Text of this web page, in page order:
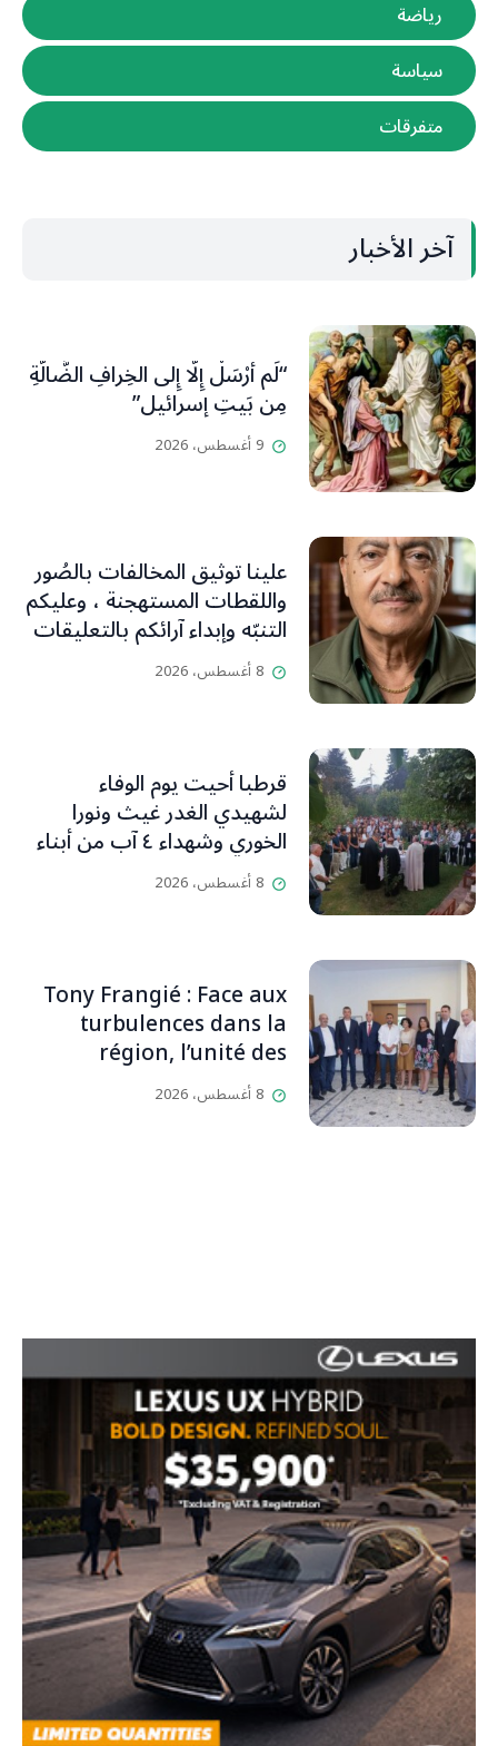
رياضة
سياسة
متفرقات
آخر الأخبار
“لَم أُرْسَلْ إِلَّا إِلى الخِرافِ الضَّالَّةِ
مِن بَيتِ إسرائيل”
9 أغسطس، 2026
علينا توثيق المخالفات بالصُور
واللقطات المستهجنة ، وعليكم
التنبّه وإبداء آرائكم بالتعليقات
(جورج صبّاغ)
8 أغسطس، 2026
قرطبا أحيت يوم الوفاء
لشهيدي الغدر غيث ونورا
الخوري وشهداء ٤ آب من أبناء
البلدة.. كارين الخوري افرام: لقد
كان بيتنا، بوجود والدي، ينبض
إقفاله لكنه لم يستطع لأنه
بيت رسالة وتاريخ وإيمان وقيم
مستمرة (صور وVideo)
8 أغسطس، 2026
Tony Frangié : Face aux
turbulences dans la
région, l’unité des
Libanais est primordiale
L’OLJ / Par Scarlett
8 أغسطس، 2026